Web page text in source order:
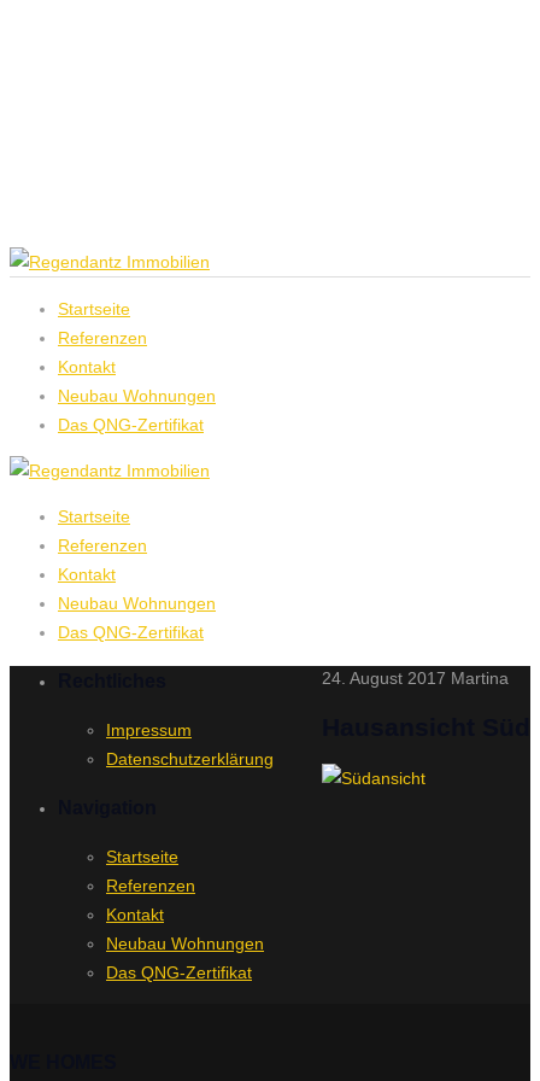
Startseite
Referenzen
Kontakt
Neubau Wohnungen
Das QNG-Zertifikat
Startseite
Referenzen
Kontakt
Neubau Wohnungen
Das QNG-Zertifikat
24. August 2017 Martina
Impressum
Datenschutzerklärung
Startseite
Referenzen
Kontakt
Neubau Wohnungen
Das QNG-Zertifikat